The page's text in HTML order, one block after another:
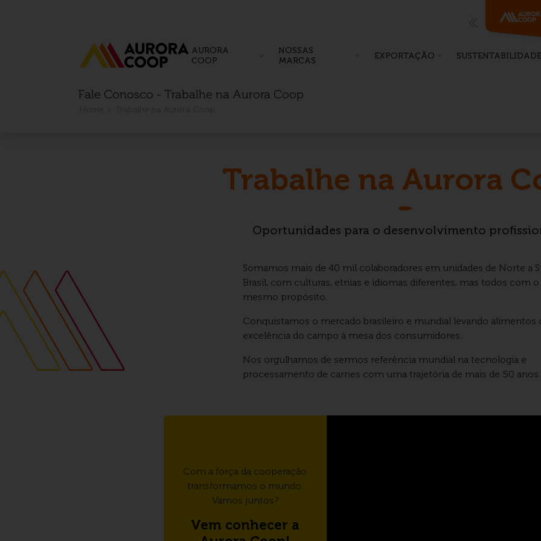
AURORA
COOP
NOSSAS
MARCAS
EXPORTAÇÃO SUSTENTABILIDADE
Fale Conosco - Trabalhe na Aurora Coop
Trabalhe na Aurora
Oportunidades para o desenvolvimento
Somamos mais de 40 mil colaboradores em unidades de Norte a
Brasil, com culturas, etnias e idiomas diferentes, mas todos com o
mesmo propósito.
Conquistamos o mercado brasileiro e mundial levando alimentos
excelência do campo à mesa dos consumidores.
Nos orgulhamos de sermos referência mundial na tecnologia e
processamento de carnes com uma trajetória de mais de 50 anos.
Com a força da cooperação
transformamos o mundo.
Vamos juntos?
Vem conhecer a